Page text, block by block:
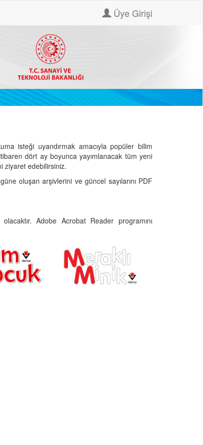
Üye Girişi
isteği uyandırmak amacıyla popüler bilim
dört ay boyunca yayımlanacak tüm yeni
ziyaret edebilirsiniz.
oluşan arşivlerini ve güncel sayılarını PDF
Adobe Acrobat Reader programını